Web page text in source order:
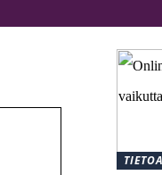
TIETOA